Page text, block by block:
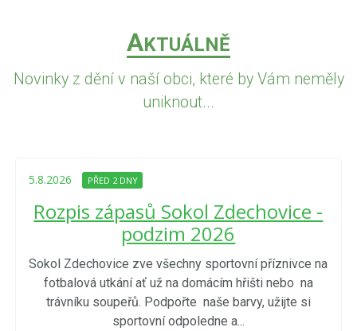
AKTUÁLNĚ
Novinky z dění v naší obci, které by Vám neměly
uniknout...
5.8.2026 PŘED 2 DNY
Rozpis zápasů Sokol Zdechovice -
podzim 2026
Sokol Zdechovice zve všechny sportovní příznivce na
fotbalová utkání ať už na domácím hřišti nebo na
trávníku soupeřů. Podpořte naše barvy, užijte si
sportovní odpoledne a...